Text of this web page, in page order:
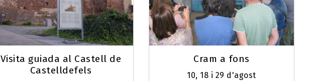
Visita guiada al Castell de
Castelldefels
Cram a fons
10, 18 i 29 d'agost